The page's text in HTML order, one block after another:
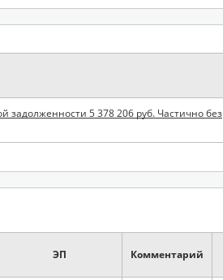
задолженности 5 378 206 руб. Частично без
ЭП Комментарий